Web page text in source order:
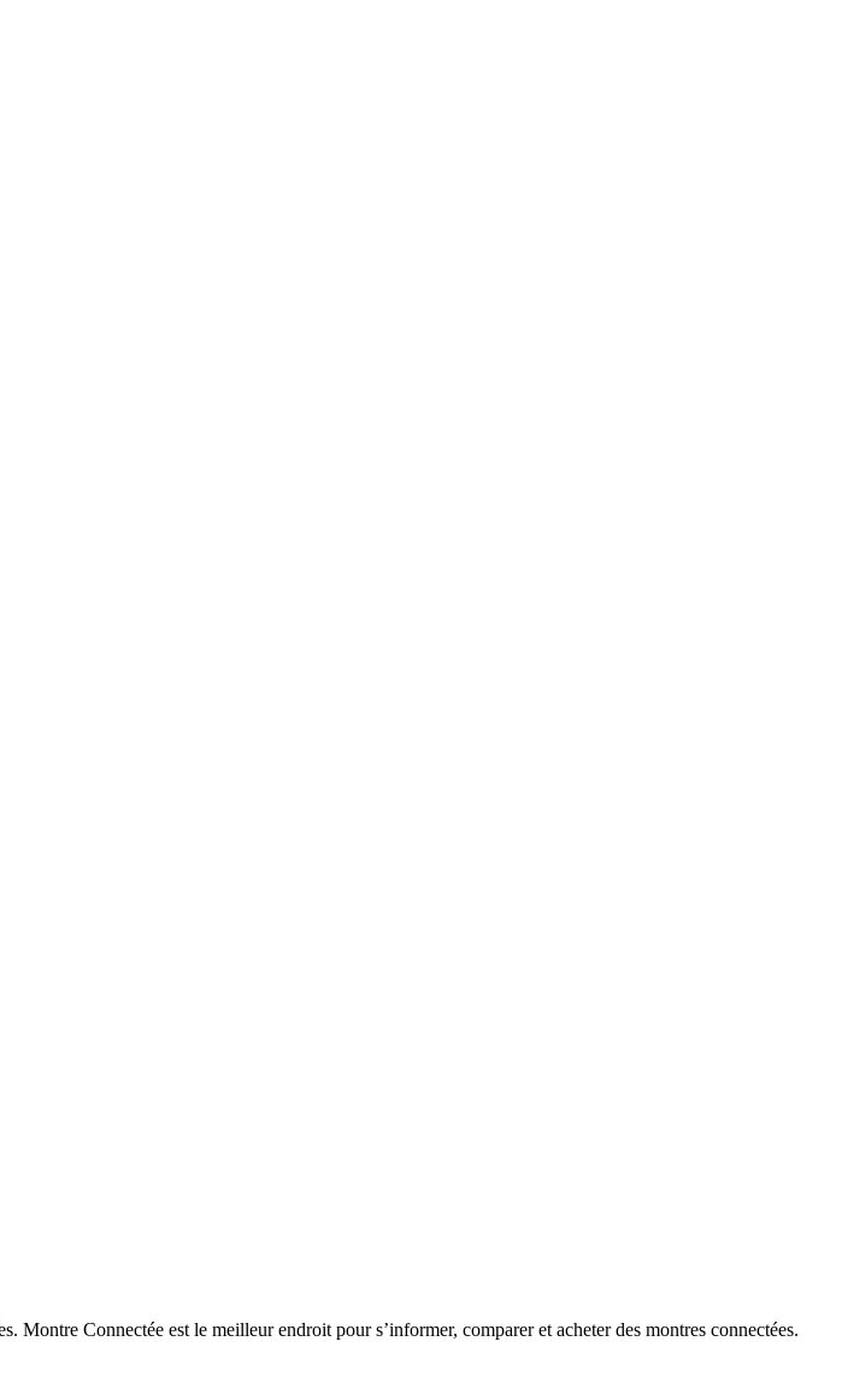
Montre Connectée est le meilleur endroit pour s’informer, comparer et acheter des montres connectées.